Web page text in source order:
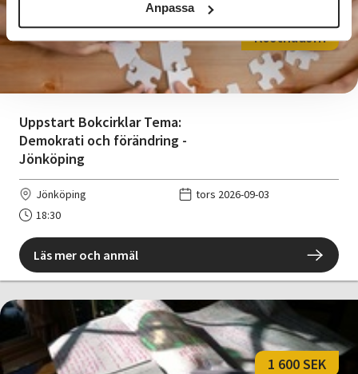
Anpassa
Uppstart Bokcirklar Tema:
Demokrati och förändring -
Jönköping
Kostnadsfri
Jönköping
tors 2026-09-03
18:30
Läs mer och anmäl
1 600 SEK